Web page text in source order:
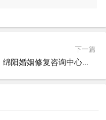
下一篇
绵阳婚姻修复咨询中心：男人出轨值得原谅吗？